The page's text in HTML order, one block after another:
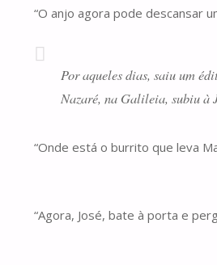
“O anjo agora pode descansar
Por aqueles dias, saiu um
Nazaré, na Galileia, subiu à
“Onde está o burrito que leva
“Agora, José, bate à porta e